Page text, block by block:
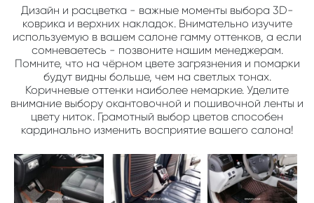
Дизайн и расцветка - важные моменты выбора 3D-
коврика и верхних накладок. Внимательно изучите
используемую в вашем салоне гамму оттенков, а если
сомневаетесь - позвоните нашим менеджерам.
Помните, что на чёрном цвете загрязнения и помарки
будут видны больше, чем на светлых тонах.
Коричневые оттенки наиболее немаркие. Уделите
внимание выбору окантовочной и пошивочной ленты и
цвету ниток. Грамотный выбор цветов способен
кардинально изменить восприятие вашего салона!